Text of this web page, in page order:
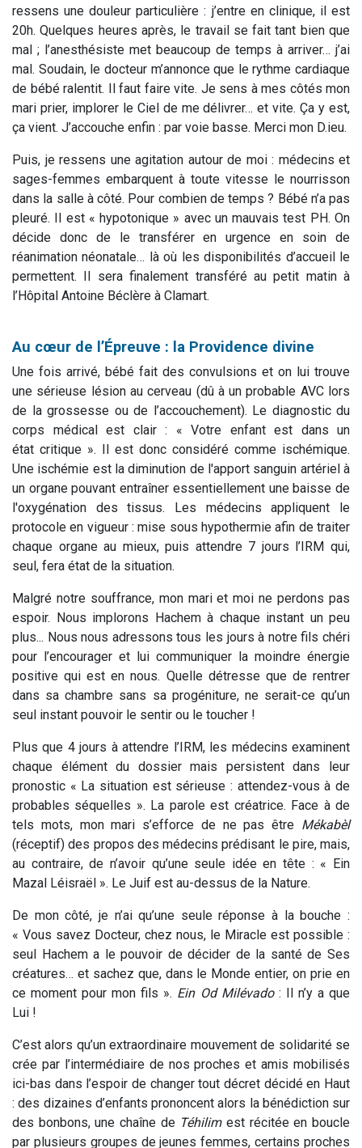
ressens une douleur particulière : j’entre en clinique, il est
20h. Quelques heures après, le travail se fait tant bien que
mal ; l’anesthésiste met beaucoup de temps à arriver… j’ai
mal. Soudain, le docteur m’annonce que le rythme cardiaque
de bébé ralentit. Il faut faire vite. Je sens à mes côtés mon
mari prier, implorer le Ciel de me délivrer… et vite. Ça y est,
ça vient. J’accouche enfin : par voie basse. Merci mon D.ieu.
Puis, je ressens une agitation autour de moi : médecins et
sages-femmes embarquent à toute vitesse le nourrisson
dans la salle à côté. Pour combien de temps ? Bébé n’a pas
pleuré. Il est « hypotonique » avec un mauvais test PH. On
décide donc de le transférer en urgence en soin de
réanimation néonatale… là où les disponibilités d’accueil le
permettent. Il sera finalement transféré au petit matin à
l’Hôpital Antoine Béclère à Clamart.
Au cœur de l’Épreuve : la Providence divine
Une fois arrivé, bébé fait des convulsions et on lui trouve
une sérieuse lésion au cerveau (dû à un probable AVC lors
de la grossesse ou de l’accouchement). Le diagnostic du
corps médical est clair : « Votre enfant est dans un
état critique ». Il est donc considéré comme ischémique.
Une ischémie est la diminution de l'apport sanguin artériel à
un organe pouvant entraîner essentiellement une baisse de
l'oxygénation des tissus. Les médecins appliquent le
protocole en vigueur : mise sous hypothermie afin de traiter
chaque organe au mieux, puis attendre 7 jours l’IRM qui,
seul, fera état de la situation.
Malgré notre souffrance, mon mari et moi ne perdons pas
espoir. Nous implorons Hachem à chaque instant un peu
plus... Nous nous adressons tous les jours à notre fils chéri
pour l’encourager et lui communiquer la moindre énergie
positive qui est en nous. Quelle détresse que de rentrer
dans sa chambre sans sa progéniture, ne serait-ce qu’un
seul instant pouvoir le sentir ou le toucher !
Plus que 4 jours à attendre l’IRM, les médecins examinent
chaque élément du dossier mais persistent dans leur
pronostic « La situation est sérieuse : attendez-vous à de
probables séquelles ». La parole est créatrice. Face à de
tels mots, mon mari s’efforce de ne pas être Mékabèl
(réceptif) des propos des médecins prédisant le pire, mais,
au contraire, de n’avoir qu’une seule idée en tête : « Ein
Mazal Léisraël ». Le Juif est au-dessus de la Nature.
De mon côté, je n’ai qu’une seule réponse à la bouche :
« Vous savez Docteur, chez nous, le Miracle est possible :
seul Hachem a le pouvoir de décider de la santé de Ses
créatures… et sachez que, dans le Monde entier, on prie en
ce moment pour mon fils ». Ein Od Milévado : Il n’y a que
Lui !
C’est alors qu’un extraordinaire mouvement de solidarité se
crée par l’intermédiaire de nos proches et amis mobilisés
ici-bas dans l’espoir de changer tout décret décidé en Haut
: des dizaines d’enfants prononcent alors la bénédiction sur
des bonbons, une chaîne de Téhilimest récitée en boucle
par plusieurs groupes de jeunes femmes, certains proches